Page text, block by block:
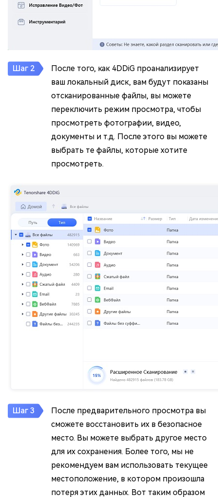
После того, как 4DDiG проанализирует
ваш локальный диск, вам будут показаны
отсканированные файлы, вы можете
переключить режим просмотра, чтобы
просмотреть фотографии, видео,
документы и т.д. После этого вы можете
выбрать те файлы, которые хотите
просмотреть.
После предварительного просмотра вы
сможете восстановить их в безопасное
место. Вы можете выбрать другое место
для их сохранения. Более того, мы не
рекомендуем вам использовать текущее
местоположение, в котором произошла
потеря этих данных. Вот таким образом